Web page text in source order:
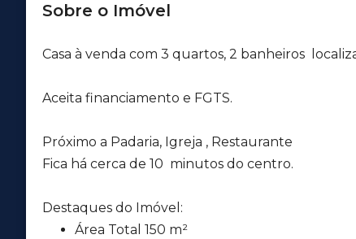
Sobre o Imóvel
Casa à venda com 3 quartos, 2 banheiros
Aceita financiamento e FGTS.
Próximo a Padaria, Igreja , Restaurante
Fica há cerca de 10 minutos do centro.
Destaques do Imóvel:
Área Total 150 m²